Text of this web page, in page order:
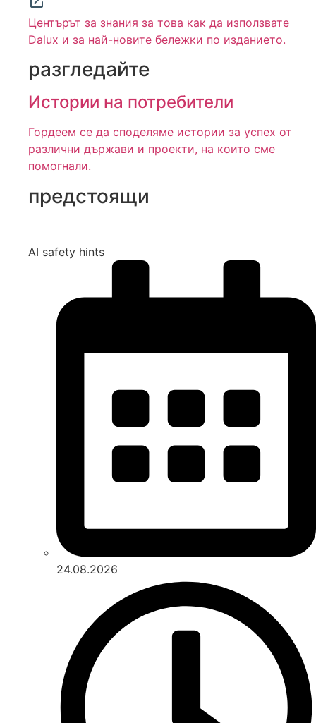
Центърът за знания за това как да използвате
Dalux и за най-новите бележки по изданието.
разгледайте
Истории на потребители
Гордеем се да споделяме истории за успех от
различни държави и проекти, на които сме
помогнали.
предстоящи
AI safety hints
24.08.2026